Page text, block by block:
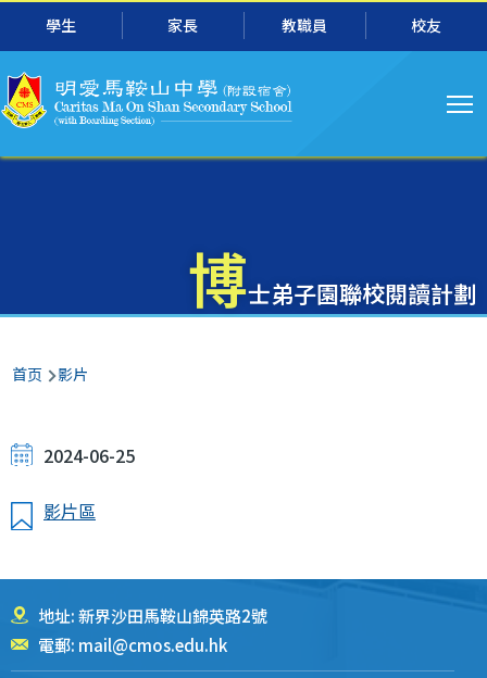
跳转到主要内容
學生 家長 教職員 校友
导
航
博士弟子園聯校閱讀計劃
面
包
首页 影片
2024-06-25
影片區
地址: 新界沙田馬鞍山錦英路2號
電郵: mail@cmos.edu.hk